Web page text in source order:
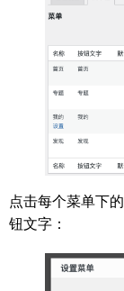
点击每个菜单下
钮文字：